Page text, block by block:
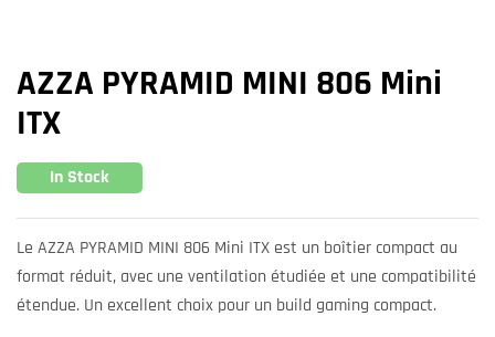
AZZA PYRAMID MINI 806 Mini
ITX
In Stock
Le AZZA PYRAMID MINI 806 Mini ITX est un boîtier compact au
format réduit, avec une ventilation étudiée et une compatibilité
étendue. Un excellent choix pour un build gaming compact.